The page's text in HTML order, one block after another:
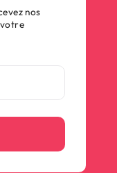
nos